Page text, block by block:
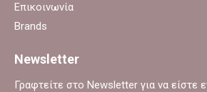
Επικοινωνία
Brands
Newsletter
Γραφτείτε στο Newsletter για να είστε